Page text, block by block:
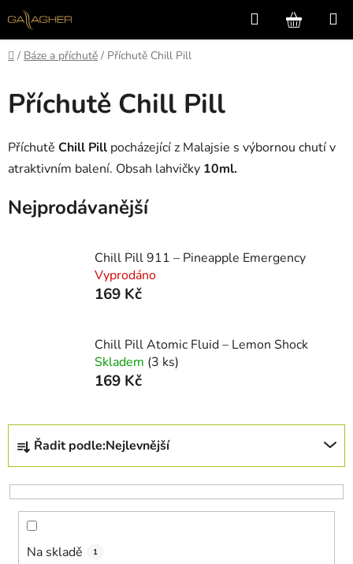
Přejít
na
obsah
Hledat
KOŠÍK
Domů
/ Báze a příchutě / Příchutě Chill Pill
Příchutě Chill Pill
Příchutě Chill Pill pocházející z Malajsie s výbornou chutí v
atraktivním balení. Obsah lahvičky 10ml.
Nejprodávanější
Chill Pill 911 – Pineapple Emergency
Vyprodáno
169 Kč
Chill Pill Atomic Fluid – Lemon Shock
Skladem (3 ks)
169 Kč
Ř
z
e
Řadit podle:Nejlevnější
Na skladě 1